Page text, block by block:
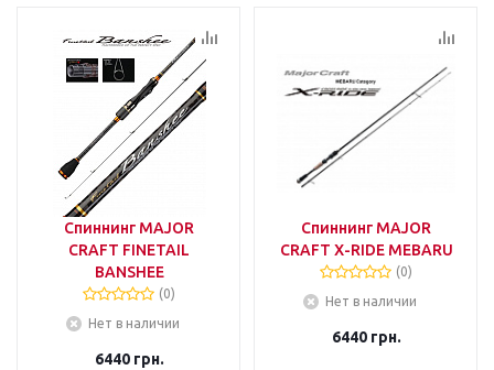
Спиннинг MAJOR
CRAFT FINETAIL
BANSHEE
(0)
Нет в наличии
6440грн.
Спиннинг MAJOR
CRAFT X-RIDE MEBARU
(0)
Нет в наличии
6440грн.